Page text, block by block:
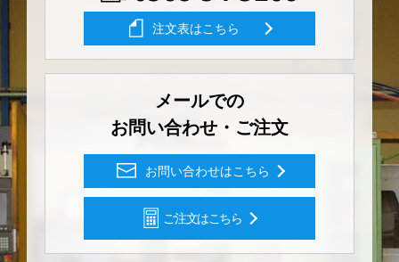
注文表はこちら
メールでの
お問い合わせ・ご注文
お問い合わせはこちら
ご注文はこちら